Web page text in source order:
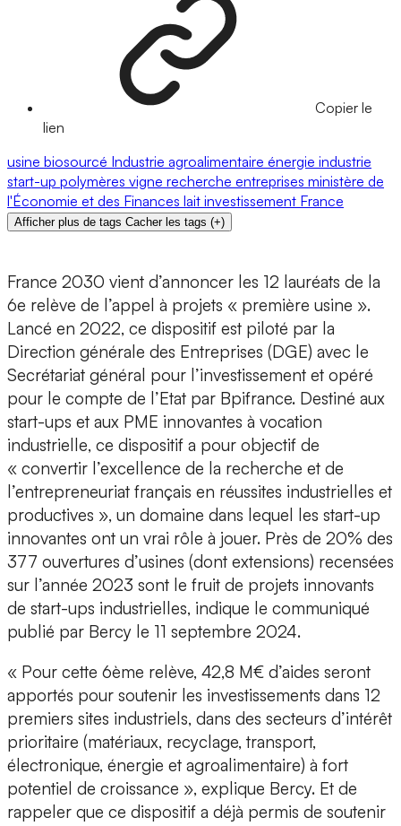
Copier le
lien
usine biosourcé Industrie agroalimentaire énergie industrie
start-up polymères vigne recherche entreprises ministère de
l'Économie et des Finances lait investissement France
Afficher plus de tags Cacher les tags (+)
France 2030 vient d’annoncer les 12 lauréats de la
6e relève de l’appel à projets « première usine ».
Lancé en 2022, ce dispositif est piloté par la
Direction générale des Entreprises (DGE) avec le
Secrétariat général pour l’investissement et opéré
pour le compte de l’Etat par Bpifrance. Destiné aux
start-ups et aux PME innovantes à vocation
industrielle, ce dispositif a pour objectif de
« convertir l’excellence de la recherche et de
l’entrepreneuriat français en réussites industrielles et
productives », un domaine dans lequel les start-up
innovantes ont un vrai rôle à jouer. Près de 20% des
377 ouvertures d’usines (dont extensions) recensées
sur l’année 2023 sont le fruit de projets innovants
de start-ups industrielles, indique le communiqué
publié par Bercy le 11 septembre 2024.
« Pour cette 6ème relève, 42,8 M€ d’aides seront
apportés pour soutenir les investissements dans 12
premiers sites industriels, dans des secteurs d’intérêt
prioritaire (matériaux, recyclage, transport,
électronique, énergie et agroalimentaire) à fort
potentiel de croissance », explique Bercy. Et de
rappeler que ce dispositif a déjà permis de soutenir